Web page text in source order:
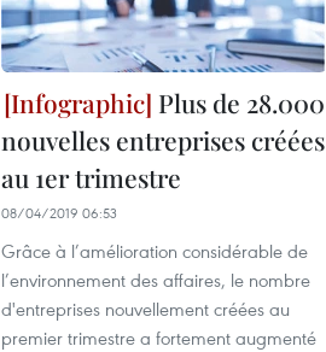
Plus de 28.000
nouvelles entreprises créées
au 1er trimestre
08/04/2019 06:53
Grâce à l’amélioration considérable de
l’environnement des affaires, le nombre
d'entreprises nouvellement créées au
premier trimestre a fortement augmenté